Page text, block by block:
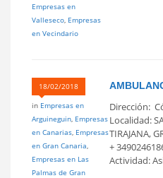
Empresas en
Valleseco, Empresas
en Vecindario
18/02/2018
in Empresas en
Arguineguin, Empresas
en Canarias, Empresas
en Gran Canaria,
Empresas en Las
Palmas de Gran
Dirección:
Localidad:
TIRAJANA,
+
Actividad: